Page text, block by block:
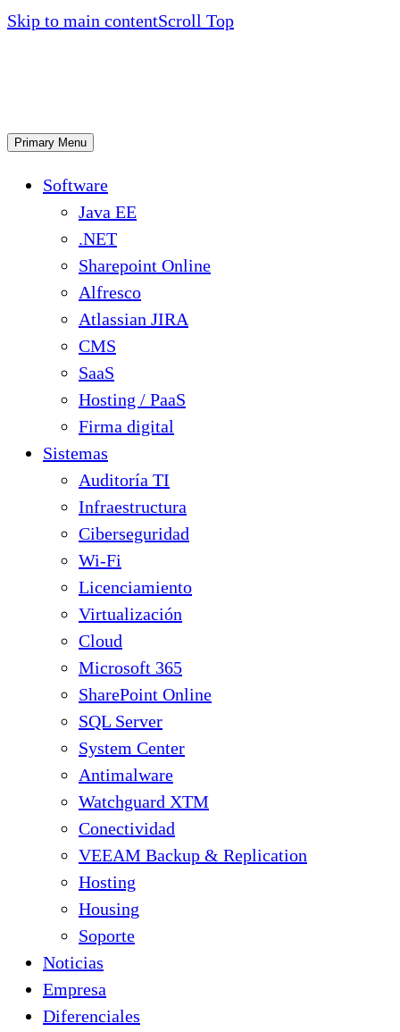
Skip to main contentScroll Top
Primary Menu
Software
Java EE
.NET
Sharepoint Online
Alfresco
Atlassian JIRA
CMS
SaaS
Hosting / PaaS
Firma digital
Sistemas
Auditoría TI
Infraestructura
Ciberseguridad
Wi-Fi
Licenciamiento
Virtualización
Cloud
Microsoft 365
SharePoint Online
SQL Server
System Center
Antimalware
Watchguard XTM
Conectividad
VEEAM Backup & Replication
Hosting
Housing
Soporte
Noticias
Empresa
Diferenciales